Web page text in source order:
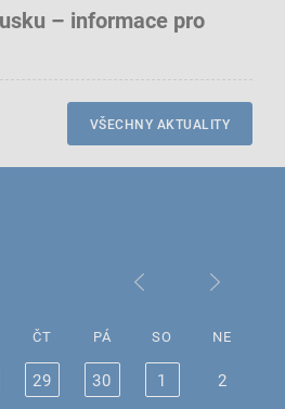
– informace pro
VŠECHNY AKTUALITY
ČT PÁ SO NE
29 30 1
2